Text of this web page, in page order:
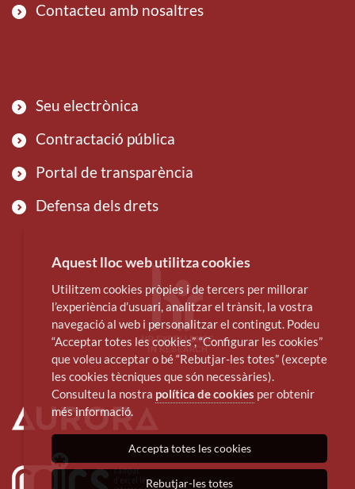
Contacteu amb nosaltres
Seu electrònica
Contractació pública
Portal de transparència
Defensa dels drets
Aquest lloc web utilitza cookies
Utilitzem cookies pròpies i de tercers per millorar
l’experiència d’usuari, analitzar el trànsit, la vostra
navegació al web i personalitzar el contingut. Podeu
“Acceptar totes les cookies”, “Configurar les cookies”
que voleu acceptar o bé “Rebutjar-les totes” (excepte
les cookies tècniques que són necessàries).
Consulteu la nostra política de cookies per obtenir
més informació.
Accepta totes les cookies
Rebutjar-les totes